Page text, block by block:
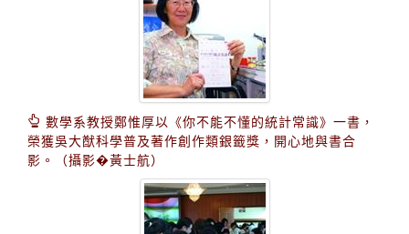
數學系教授鄭惟厚以《你不能不懂的統計常識》一書，
榮獲吳大猷科學普及著作創作類銀籤獎，開心地與書合
影。（攝影�黃士航）